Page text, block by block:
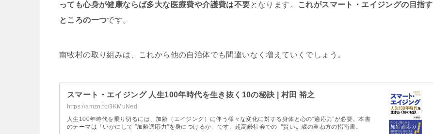
っても心身が健康ならば多大な医療費や介護費は不要となります。
これがスマート・エイジングの目指す
ところの一つです。
南牧村の取り組みは、これから他の自治体でも間違いなく増えていくでしょう。
スマート・エイジング 人生100年時代を生き抜く10の秘訣 | 村田 裕之
https://amzn.to/3KMuNed
人生100年時代を乗り切るには、加齢（エイジング）に伴う様々な変化に対する身体と心の“適応力”が必要。本書
のテーマは「いかにして ”加齢適応力”を身につけるか」です。超高齢社会での〝賢い〟歳の重ね方の指南書。